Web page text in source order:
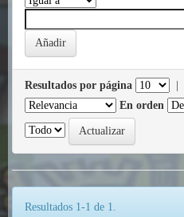
Resultados por página
En orden
Resultados 1-1 de 1.